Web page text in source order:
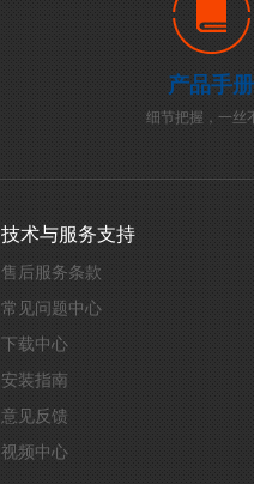
产品手册
细节把握，一丝
技术与服务支持
售后服务条款
常见问题中心
下载中心
安装指南
意见反馈
视频中心